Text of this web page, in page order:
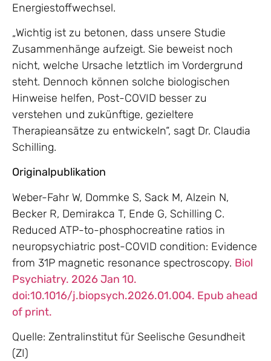
Energiestoffwechsel.
„Wichtig ist zu betonen, dass unsere Studie
Zusammenhänge aufzeigt. Sie beweist noch
nicht, welche Ursache letztlich im Vordergrund
steht. Dennoch können solche biologischen
Hinweise helfen, Post-COVID besser zu
verstehen und zukünftige, gezieltere
Therapieansätze zu entwickeln“, sagt Dr. Claudia
Schilling.
Originalpublikation
Weber-Fahr W, Dommke S, Sack M, Alzein N,
Becker R, Demirakca T, Ende G, Schilling C.
Reduced ATP-to-phosphocreatine ratios in
neuropsychiatric post-COVID condition: Evidence
from 31P magnetic resonance spectroscopy. Biol
Psychiatry. 2026 Jan 10.
doi:10.1016/j.biopsych.2026.01.004. Epub ahead
of print.
Quelle: Zentralinstitut für Seelische Gesundheit
(ZI)